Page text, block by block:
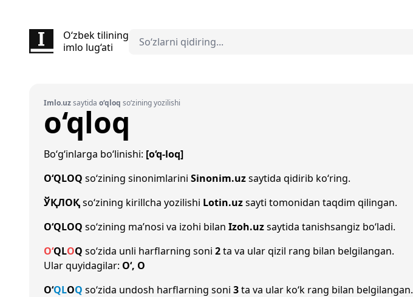
O‘zbek tilining
imlo lug‘ati
Imlo.uzsaytida o‘qloq so‘zining yozilishi
o‘qloq
Bo‘g‘inlarga bo‘linishi: [o‘q-loq]
O‘QLOQ so‘zining sinonimlarini Sinonim.uzsaytida qidirib ko‘ring.
ЎҚЛОҚso‘zining kirillcha yozilishi Lotin.uzsayti tomonidan taqdim qilingan.
O‘QLOQ so‘zining ma’nosi va izohi bilan Izoh.uzsaytida tanishsangiz bo‘ladi.
O‘QLOQ so‘zida unli harflarning soni 2ta va ular qizil rang bilan belgilangan.
Ular quyidagilar: O‘, O
O‘QLOQ so‘zida undosh harflarning soni 3ta va ular ko‘k rang bilan belgilangan.